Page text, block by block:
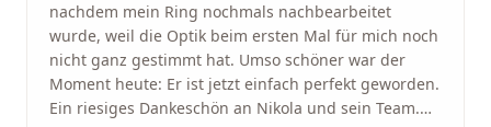
nachdem mein Ring nochmals nachbearbeitet
wurde, weil die Optik beim ersten Mal für mich noch
nicht ganz gestimmt hat. Umso schöner war der
Moment heute: Er ist jetzt einfach perfekt geworden.
Ein riesiges Dankeschön an Nikola und sein Team.